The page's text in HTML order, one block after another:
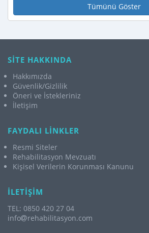
Tümünü Göster
SİTE HAKKINDA
Hakkımızda
Güvenlik/Gizlilik
Öneri ve İstekleriniz
İletişim
FAYDALI LİNKLER
Resmi Siteler
Rehabilitasyon Mevzuatı
Kişisel Verilerin Korunması Kanunu
İLETİŞİM
TEL: 0850 420 27 04
info
rehabilitasyon.com